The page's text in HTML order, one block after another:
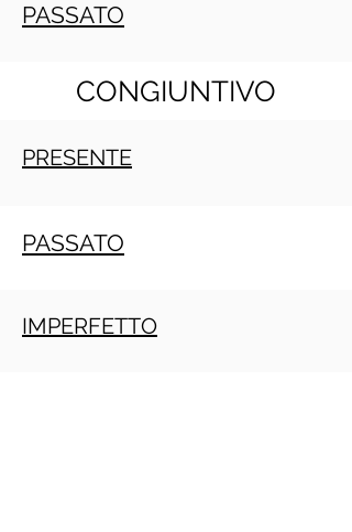
PASSATO
CONGIUNTIVO
PRESENTE
PASSATO
IMPERFETTO